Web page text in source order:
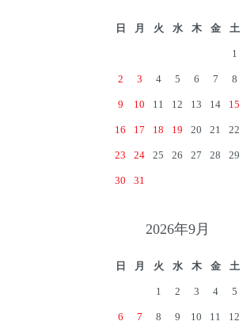
日 月 火 水 木 金 土
1
2 3 4 5 6 7 8
9 10 11 12 13 14 15
16 17 18 19 20 21 22
23 24 25 26 27 28 29
30 31
2026年9月
日 月 火 水 木 金 土
1 2 3 4 5
6 7 8 9 10 11 12